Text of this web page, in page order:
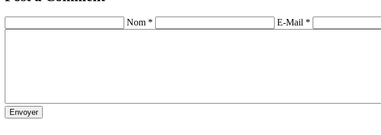
Nom * E-Mail *